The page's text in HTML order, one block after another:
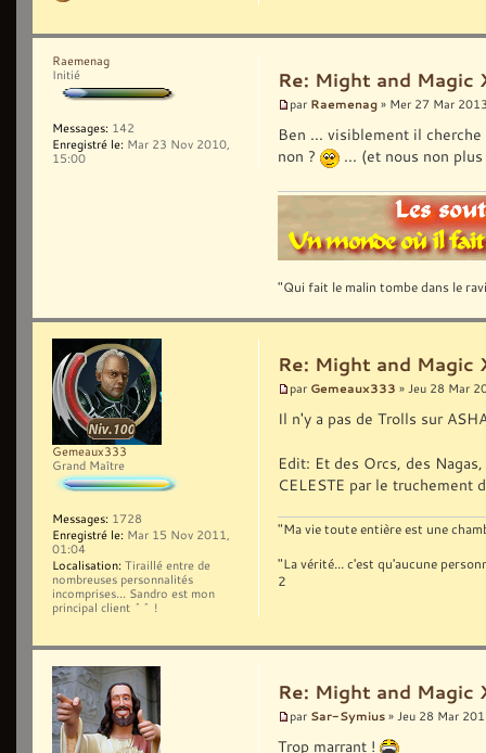
Re: Might and Magic
par Raemenag » Mer 27 Mar
Ben ... visiblement il
non ?
... (et nous non
"Qui fait le malin tombe dans le
Raemenag
Initié
Messages: 142
Enregistré le: Mar 23 Nov 2010,
15:00
Re: Might and Magic
par Gemeaux333 » Jeu 28 Mar
Il n'y a pas de Trolls sur
Edit: Et des Orcs, des
CELESTE par le truchement
"Ma vie toute entière est une
"La vérité... c'est qu'aucune
2
Gemeaux333
Grand Maître
Messages: 1728
Enregistré le: Mar 15 Nov 2011,
01:04
Localisation: Tiraillé entre de
nombreuses personnalités
incomprises... Sandro est mon
principal client ^^ !
Re: Might and Magic
par Sar-Symius » Jeu 28 Mar
Trop marrant !